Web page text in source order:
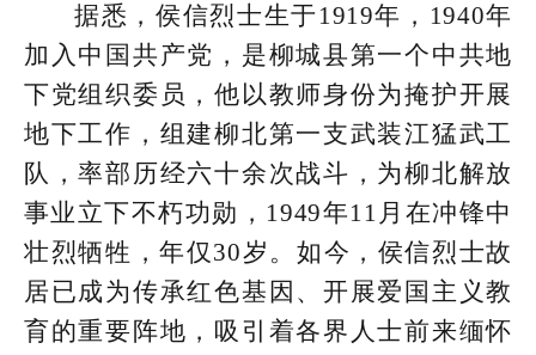
据悉，侯信烈士生于1919年，1940年
加入中国共产党，是柳城县第一个中共地
下党组织委员，他以教师身份为掩护开展
地下工作，组建柳北第一支武装江猛武工
队，率部历经六十余次战斗，为柳北解放
事业立下不朽功勋，1949年11月在冲锋中
壮烈牺牲，年仅30岁。如今，侯信烈士故
居已成为传承红色基因、开展爱国主义教
育的重要阵地，吸引着各界人士前来缅怀